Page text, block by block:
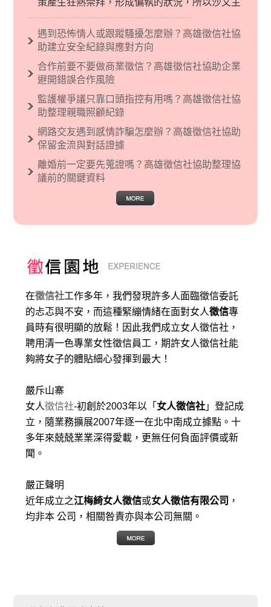
策產生狂熱崇拜，形成偏執的狀況，所以沙文主
義後來就被拿來暗指偏見和歧視，而且有沙文主
義傾向的人，通常對於自己的國家和民族有超強
烈的卓越感，因而瞧不起其他國家的人，所以沙
現了男性沙文…
遇到恐怖情人或跟蹤騷擾怎麼辦？高雄徵信社協
助建立安全紀錄與應對方向
合作前要不要做商業徵信？高雄徵信社協助企業
避開錯誤合作風險
監護權爭議只靠口頭指控有用嗎？高雄徵信社協
助整理親職照顧紀錄
網路交友遇到感情詐騙怎麼辦？高雄徵信社協助
保留金流與對話證據
離婚前一定要先蒐證嗎？高雄徵信社協助整理協
議前的關鍵資料
在徵信社工作多年，我們發現許多人面臨徵信委託
的忐忑與不安，而這種緊繃情緒在面對女人徵信專
員時有很明顯的放鬆！因此我們成立女人徵信社，
聘用清一色專業女性徵信員工，期許女人徵信社能
夠將女子的體貼細心發揮到最大 ！
嚴斥山寨
女人徵信社-初創於2003年以「 女人徵信社 」登記成
立，隨業務擴展2007年逐一在北中南成立據點。十
多年來兢兢業業深得愛載，更無任何負面評價或新
聞。
嚴正聲明
近年成立之江梅綺女人徵信或女人徵信有限公司 ，
均非本 公司，相關咎責亦與本公司無關。